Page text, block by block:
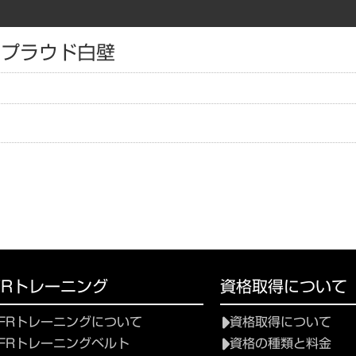
ラウド白壁
トレーニング
トレーニングについて
トレーニングベルト
資格取得について
資格取得について
資格の種類と料金